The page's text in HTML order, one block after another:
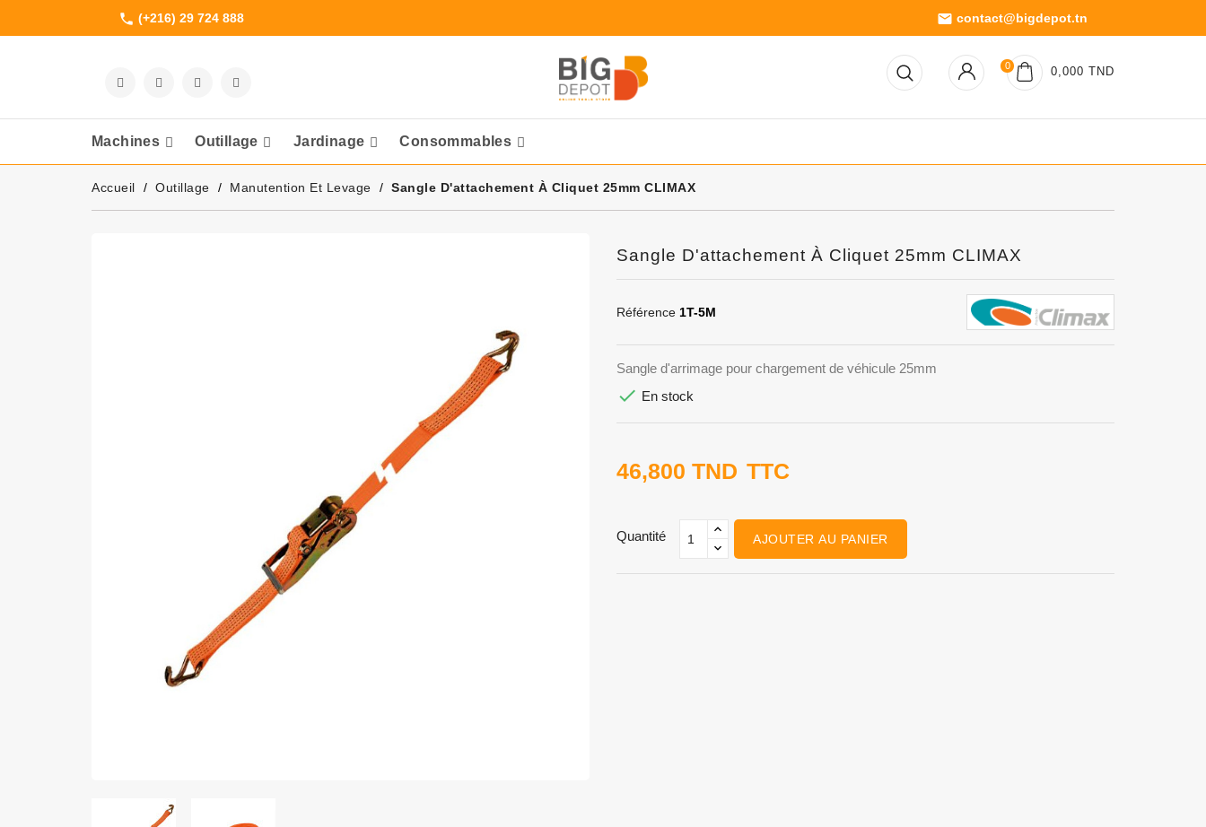
phone (+216) 29 724 888 email contact@bigdepot.tn
0 0,000 TND
Machines Outillage Jardinage Consommables
Accueil Outillage Manutention Et Levage Sangle D'attachement À Cliquet 25mm CLIMAX
Sangle D'attachement À Cliquet 25mm CLIMAX
Référence 1T-5M
Sangle d'arrimage pour chargement de véhicule 25mm
 En stock
46,800 TND TTC
Quantité AJOUTER AU PANIER